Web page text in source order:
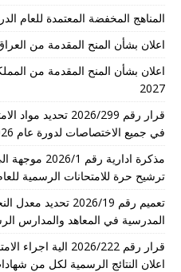
المناهج المخفضة المعتمدة للعام الدراسي
اعلان بشأن المنح المقدمة من
2027
قرار رقم 2026/299
في جميع الاختصاصات لدورة عام 2026
مذكرة ادارية
ترشيح حرة للامتحانات الرسمية للعام 2026 الدورة
تعميم رقم 2026/19
المدرسية في المعاهد والمدارس
قرار رقم 2026/222
اعلان النتائج الرسمية لكل من